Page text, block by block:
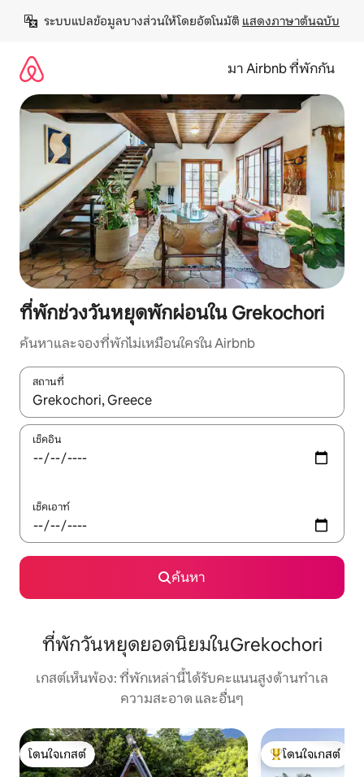
เนื้อหา
ระบบแปลข้อมูลบางส่วนให้โดยอัตโนมัติ แสดงภาษาต้นฉบับ
มา Airbnb ที่พักกัน
ที่พักช่วงวันหยุดพักผ่อนใน Grekochori
ค้นหาและจองที่พักไม่เหมือนใครใน Airbnb
สถานที่
ใช้ลูกศรขึ้นลง หรือใช้การสัมผัสหรือปัด เพื่อสำรวจผลการค้นหา
เช็คอิน
เช็คเอาท์
ค้นหา
ที่พักวันหยุดยอดนิยมในGrekochori
เกสต์เห็นพ้อง: ที่พักเหล่านี้ได้รับคะแนนสูงด้านทำเล
ความสะอาด และอื่นๆ
โดนใจเกสต์
โดนใจเกสต์
โดนใจเกสต์ที่สุด
โดนใจเกสต์